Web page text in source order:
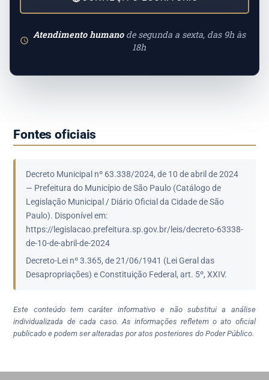
Atendimento humanode segunda a sexta, das 9h às
18h
Fontes oficiais
Decreto Municipal nº 63.338/2024, de 10 de abril de 2024
— Prefeitura do Município de São Paulo (Catálogo de
Legislação Municipal / Diário Oficial da Cidade de São
Paulo). Disponível em:
https://legislacao.prefeitura.sp.gov.br/leis/decreto-63338-
de-10-de-abril-de-2024
Decreto-Lei nº 3.365, de 21/06/1941 (Lei Geral das
Desapropriações) e Constituição Federal, art. 5º, XXIV.
Este conteúdo tem caráter informativo e não substitui a análise
individualizada de cada caso. As informações refletem o ato oficial
publicado e podem ser alteradas por atos posteriores do Poder Público.